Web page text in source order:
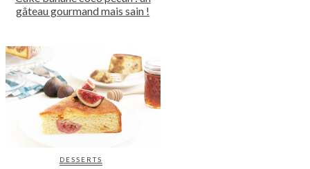
gâteau gourmand mais sain !
DESSERTS